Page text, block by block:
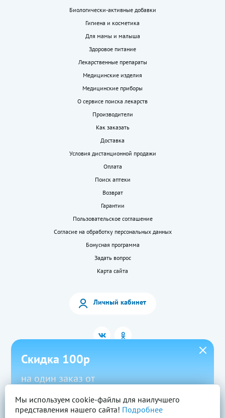
Биологически-активные добавки
Гигиена и косметика
Для мамы и малыша
Здоровое питание
Лекарственные препараты
Медицинские изделия
Медицинские приборы
О сервисе поиска лекарств
Производители
Как заказать
Доставка
Условия дистанционной продажи
Оплата
Поиск аптеки
Возврат
Гарантии
Пользовательское соглашение
Согласие на обработку персональных данных
Бонусная программа
Задать вопрос
Карта сайта
Личный кабинет
2026 © «LEKkupi»
Все права защищены.
Вся информация на сайте — собственность ООО «Моя аптека». Публикация с
Мы используем cookie-файлы для наилучшего
представления нашего сайта! Подробнее
Скидка 100р
на один заказ от
Скачать
Промокод Новый